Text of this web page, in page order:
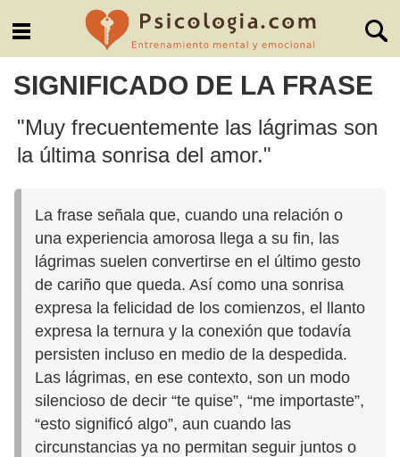
SIGNIFICADO DE LA FRASE
"Muy frecuentemente las lágrimas son
la última sonrisa del amor."
La frase señala que, cuando una relación o
una experiencia amorosa llega a su fin, las
lágrimas suelen convertirse en el último gesto
de cariño que queda. Así como una sonrisa
expresa la felicidad de los comienzos, el llanto
expresa la ternura y la conexión que todavía
persisten incluso en medio de la despedida.
Las lágrimas, en ese contexto, son un modo
silencioso de decir “te quise”, “me importaste”,
“esto significó algo”, aun cuando las
circunstancias ya no permitan seguir juntos o